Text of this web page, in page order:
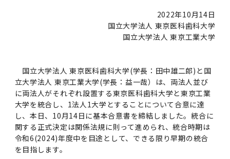
ブランド
東京医科歯科大学の誓い
世界大学ランキング
副学長
理事･監事
役員会
大学紹介動画トップ
大学紹介動画
キャンパスライフ編
大学概要（冊子）
統合報告書
広報誌
大学評価の制度について
大学評価の制度についてトップ
概説
1-1．第４期中期目標・中期計画等について【6
年間】
1-1．第４期中期目標・中期計画等について【6
1-2.年度計画・年度評価等について【第1期～
四大学連合トップ
四大学連合憲章等
四大学連合憲章等トップ
複合領域コース(四大学共通)
情報公開・個人情報
情報公開・個人情報トップ
情報公開制度
東京医科歯科大学ＳＤＧｓ推進宣言
男性職員の育児休業等取得推進宣言
学部入試の変更点（予告）
入試データ
これまでの学部入試変更点
学部などについてトップ
ILA国府台
医学部
学生生活などについて
学生生活などについてトップ
授業料・入学料・検定料
イベント
イベントトップ
資料請求
医歯学総合研究科
保健衛生学研究科
FAQ
アドミッション・ポリシー
過去の試験問題・入試データ
TOEFL-ITP試験結果（スコアレポート）の返
却について
聴講生・科目等履修生および大学院研究生募集
歯学部
生体材料工学研究所
難治疾患研究所
入学に関するお問い合わせ窓口
Tokyo Post-SPRING(医歯学系)春募集につい
代フロントランナー育成プログラム Science
Tokyo SPRING(医歯学系)」対象学生の春募集
について
Call for Applications to Science Tokyo
Post-SPRING（MD）Program for the 2026
Academic Year by Eligible Students
対象学生（Science Tokyo BOOST（医歯学
系）生）の募集について
エキスパート人材育成プログラム対象学生（医
歯学系-BOOST生）の募集について
令和６年度（2024年度）TMDUトップレベル
AI研究のための共創型エキスパート人材育成プ
ログラム 対象学生（TMDU-BOOST生）の募
集について
て
Call for Applications for the Clinician
Scientist (CS) Training Support Program
for Academic Year 2026
教育要項（学部シラバス）
履修要項（大学院シラバス）
保健衛生学研究科科目等履修生について
授業料・入学料・検定料
授業料・入学料・検定料トップ
授業料・入学料・検定料
入学料・授業料免除・徴収猶予について
(Admission & Tuition
Exemption/Deferment)
学生生活サポート
学生生活サポートトップ
アルバイトについて
各種支援制度
就職・キャリア支援
歯学部（歯学科･口腔保健学科）
大学院医歯学総合研究科
大学院保健衛生学研究科
医学部（医学科･保健衛生学科）
医学科
保健衛生学科 【看護学専攻】
保健衛生学科 【検査技術学専攻】
歯学部（歯学科･口腔保健学科）トップ
歯学科
口腔保健学科【口腔保健衛生学専攻】
大学院医歯学総合研究科
大学院医歯学総合研究科トップ
修士課程 医歯理工保健学専攻
大学院保健衛生学研究科
大学院保健衛生学研究科トップ
公開講座・公開シンポジウム・講演会等のお知
らせ
ILA国府台担当教員一覧
大学院医歯学総合研究科トップ
修士課程 医歯理工保健学専攻
修士課程 医歯理工保健学専攻トップ
修士課程 医歯理工保健学専攻【医療管理政策
学（MMA）コース】
大学院保健衛生学研究科
大学院保健衛生学研究科トップ
研究科長挨拶
寄附講座・寄附部門一覧
ジョイントリサーチ講座・ジョイントリサーチ
部門一覧
産学官連携
e-Rad 府省共通研究開発管理システム(外部サ
イト)
科研費電子申請システム(外部サイト)
倫理審査申請システム
利益相反申告システム(学外利用時VPN必要)
臨床研究審査委員会申請システム
研究活動トップ
研究情報データベース
機関リポジトリ
研究組織
研究組織トップ
若手研究者支援センター（YISC）
取り組み・規制
取り組み・規制トップ
事務部
在学生
卒業生
企業・研究者・一般の方
アクセス 学内サイト EN
2022年10月14日
国立大学法人 東京医科歯科大学
国立大学法人 東京工業大学
国立大学法人 東京医科歯科大学(学長：田中雄二郎)と国
立大学法人 東京工業大学(学長：益一哉）は、両法人並び
に両法人がそれぞれ設置する東京医科歯科大学と東京工業
大学を統合し、1法人1大学とすることについて合意に達
し、本日、10月14日に基本合意書を締結しました。統合に
関する正式決定は関係法規に則って進められ、統合時期は
令和6(2024)年度中を目途として、できる限り早期の統合
を目指します。